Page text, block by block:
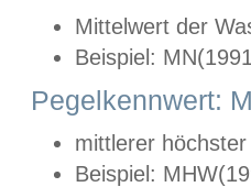
Mittelwert der
Beispiel:
Pegelkennwert:
mittlerer
Beispiel: